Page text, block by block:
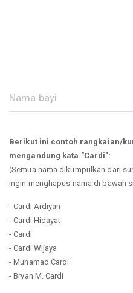
Berikut ini contoh rangkaian/
mengandung kata "Cardi":
(Semua nama dikumpulkan dari
ingin menghapus nama di bawah
- Cardi Ardiyan
- Cardi Hidayat
- Cardi
- Cardi Wijaya
- Muhamad Cardi
- Bryan M. Cardi